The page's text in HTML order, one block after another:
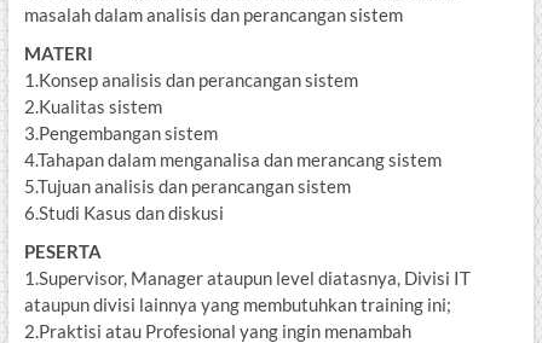
masalah dalam analisis dan perancangan sistem
MATERI
1.Konsep analisis dan perancangan sistem
2.Kualitas sistem
3.Pengembangan sistem
4.Tahapan dalam menganalisa dan merancang sistem
5.Tujuan analisis dan perancangan sistem
6.Studi Kasus dan diskusi
PESERTA
1.Supervisor, Manager ataupun level diatasnya, Divisi IT
ataupun divisi lainnya yang membutuhkan training ini;
2.Praktisi atau Profesional yang ingin menambah